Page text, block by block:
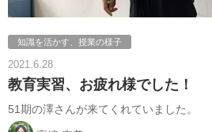
知識を活かす、授業の様子
2021.6.28
教育実習、お疲れ様でした！
51期の澤さんが来てくれていました。